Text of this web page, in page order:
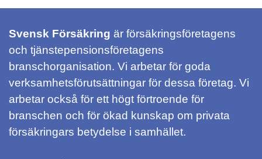
Svensk Försäkring är försäkringsföretagens
och tjänstepensionsföretagens
branschorganisation. Vi arbetar för goda
verksamhetsförutsättningar för dessa företag. Vi
arbetar också för ett högt förtroende för
branschen och för ökad kunskap om privata
försäkringars betydelse i samhället.